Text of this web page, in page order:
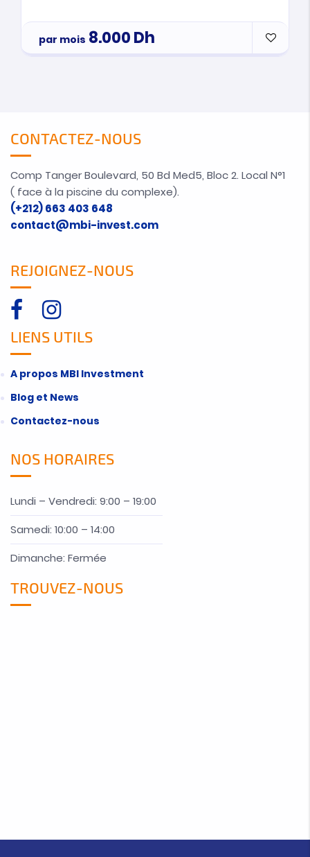
par mois 8.000Dh
CONTACTEZ-NOUS
Comp Tanger Boulevard, 50 Bd Med5, Bloc 2. Local N°1
( face à la piscine du complexe).
(+212) 663 403 648
contact@mbi-invest.com
REJOIGNEZ-NOUS
LIENS UTILS
A propos MBI Investment
Blog et News
Contactez-nous
NOS HORAIRES
Lundi – Vendredi: 9:00 – 19:00
Samedi: 10:00 – 14:00
Dimanche: Fermée
TROUVEZ-NOUS